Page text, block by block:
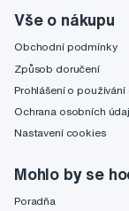
Vše o nákupu
Obchodní podmínky
Způsob doručení
Prohlášení o
Ochrana osobních
Nastavení cookies
Mohlo by se
Poradňa